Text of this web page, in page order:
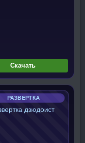
Скачать
РАЗВЕРТКА